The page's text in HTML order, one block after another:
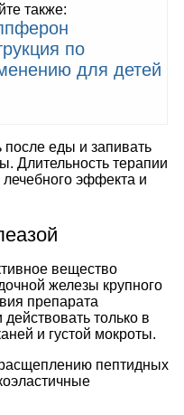
также:
по
для детей
еды и запивать
Длительность терапии
эффекта и
вещество
железы крупного
препарата
только в
и густой мокроты.
пептидных